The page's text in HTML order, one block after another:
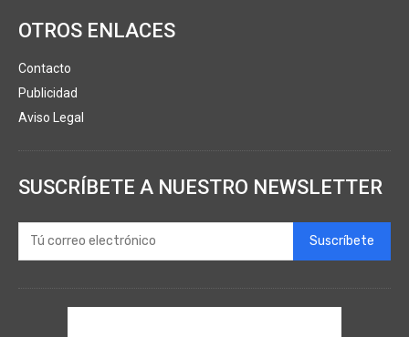
OTROS ENLACES
Contacto
Publicidad
Aviso Legal
SUSCRÍBETE A NUESTRO NEWSLETTER
Suscríbete